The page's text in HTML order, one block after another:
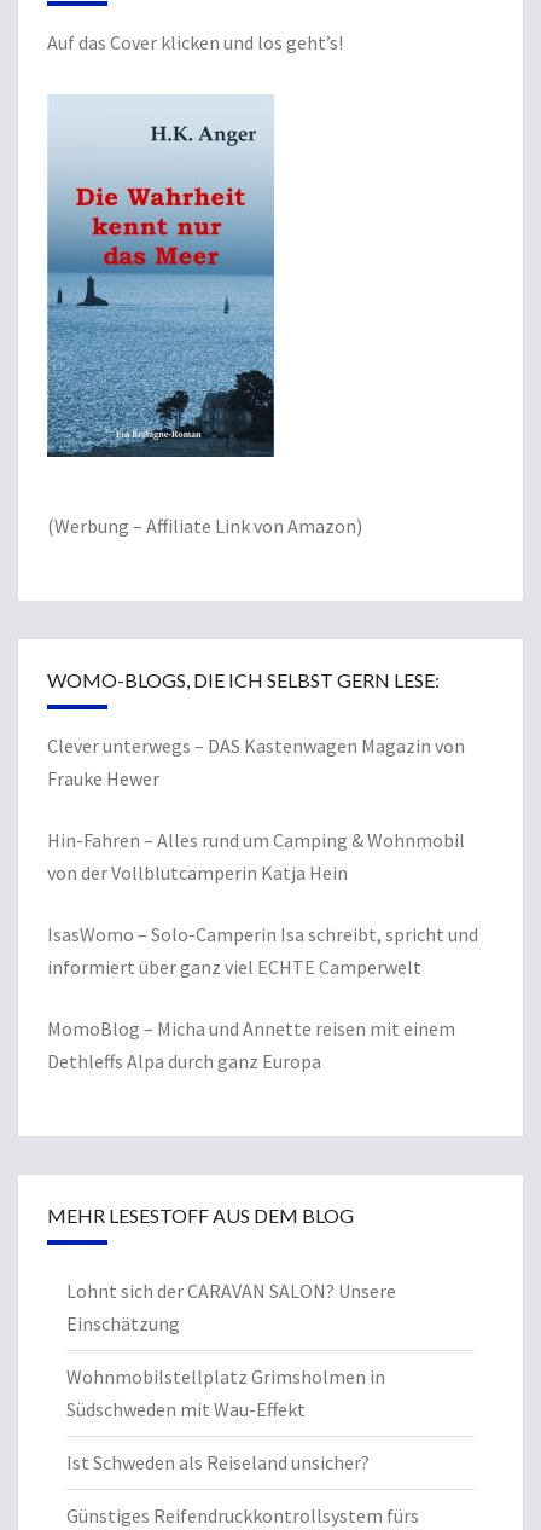
Auf das Cover klicken und los geht’s!
(Werbung – Affiliate Link von Amazon)
WOMO-BLOGS, DIE ICH SELBST GERN LESE:
Clever unterwegs – DAS Kastenwagen Magazin von
Frauke Hewer
Hin-Fahren – Alles rund um Camping & Wohnmobil
von der Vollblutcamperin Katja Hein
IsasWomo – Solo-Camperin Isa schreibt, spricht und
informiert über ganz viel ECHTE Camperwelt
MomoBlog – Micha und Annette reisen mit einem
Dethleffs Alpa durch ganz Europa
MEHR LESESTOFF AUS DEM BLOG
Lohnt sich der CARAVAN SALON? Unsere
Einschätzung
Wohnmobilstellplatz Grimsholmen in
Südschweden mit Wau-Effekt
Ist Schweden als Reiseland unsicher?
Günstiges Reifendruckkontrollsystem fürs